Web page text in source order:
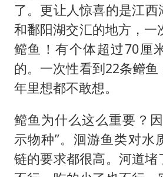
了。更让人惊喜的是江
和鄱阳湖交汇的地方，一
鳤鱼！有个体超过70厘
的。一次性看到22条鳤
年里想都不敢想。
鳤鱼为什么这么重要？
示物种”。洄游鱼类对水
链的要求都很高。河道堵